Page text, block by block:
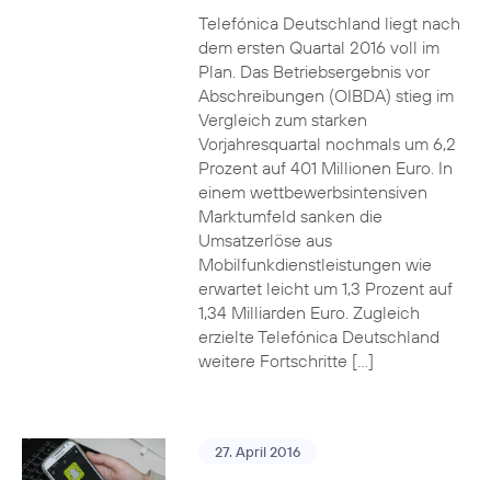
Telefónica Deutschland liegt nach
dem ersten Quartal 2016 voll im
Plan. Das Betriebsergebnis vor
Abschreibungen (OIBDA) stieg im
Vergleich zum starken
Vorjahresquartal nochmals um 6,2
Prozent auf 401 Millionen Euro. In
einem wettbewerbsintensiven
Marktumfeld sanken die
Umsatzerlöse aus
Mobilfunkdienstleistungen wie
erwartet leicht um 1,3 Prozent auf
1,34 Milliarden Euro. Zugleich
erzielte Telefónica Deutschland
weitere Fortschritte […]
27. April 2016